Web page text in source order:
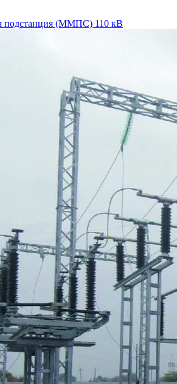
подстанция (ММПС) 110 кВ